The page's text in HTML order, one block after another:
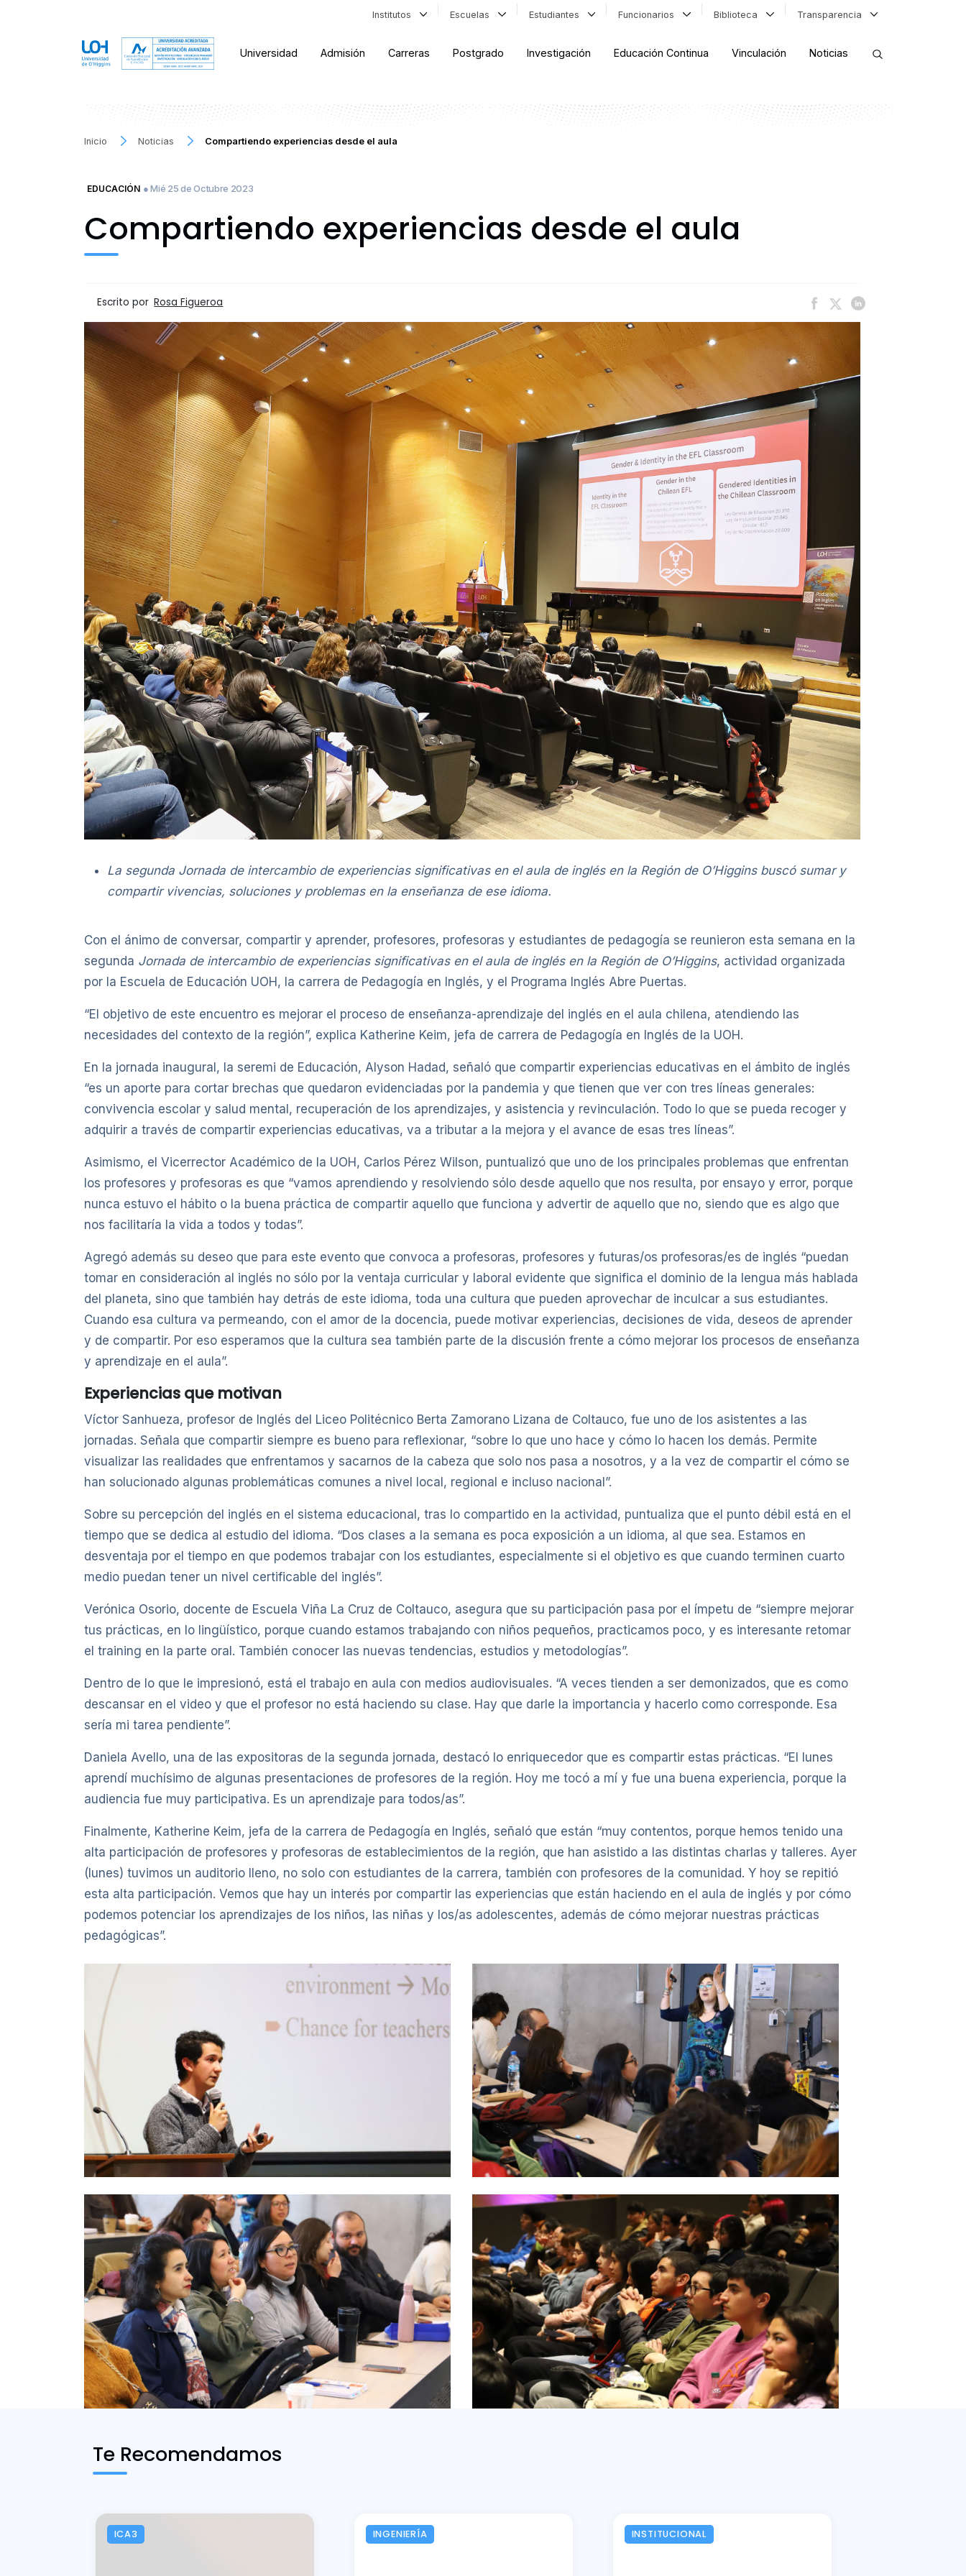
Institutos Escuelas Estudiantes Funcionarios Biblioteca Transparencia
Universidad Admisión Carreras Postgrado Investigación Educación Continua Vinculación Noticias
Inicio Noticias Compartiendo experiencias desde el aula
EDUCACIÓN ● Mié 25 de Octubre 2023
Compartiendo experiencias desde el aula
Escrito por Rosa Figueroa
La segunda Jornada de intercambio de experiencias significativas en el aula de inglés en la Región de O’Higgins buscó sumar y
compartir vivencias, soluciones y problemas en la enseñanza de ese idioma.
Con el ánimo de conversar, compartir y aprender, profesores, profesoras y estudiantes de pedagogía se reunieron esta semana en la
segunda Jornada de intercambio de experiencias significativas en el aula de inglés en la Región de O’Higgins, actividad organizada
por la Escuela de Educación UOH, la carrera de Pedagogía en Inglés, y el Programa Inglés Abre Puertas.
“El objetivo de este encuentro es mejorar el proceso de enseñanza-aprendizaje del inglés en el aula chilena, atendiendo las
necesidades del contexto de la región”, explica Katherine Keim, jefa de carrera de Pedagogía en Inglés de la UOH.
En la jornada inaugural, la seremi de Educación, Alyson Hadad, señaló que compartir experiencias educativas en el ámbito de inglés
“es un aporte para cortar brechas que quedaron evidenciadas por la pandemia y que tienen que ver con tres líneas generales:
convivencia escolar y salud mental, recuperación de los aprendizajes, y asistencia y revinculación. Todo lo que se pueda recoger y
adquirir a través de compartir experiencias educativas, va a tributar a la mejora y el avance de esas tres líneas”.
Asimismo, el Vicerrector Académico de la UOH, Carlos Pérez Wilson, puntualizó que uno de los principales problemas que enfrentan
los profesores y profesoras es que “vamos aprendiendo y resolviendo sólo desde aquello que nos resulta, por ensayo y error, porque
nunca estuvo el hábito o la buena práctica de compartir aquello que funciona y advertir de aquello que no, siendo que es algo que
nos facilitaría la vida a todos y todas”.
Agregó además su deseo que para este evento que convoca a profesoras, profesores y futuras/os profesoras/es de inglés “puedan
tomar en consideración al inglés no sólo por la ventaja curricular y laboral evidente que significa el dominio de la lengua más hablada
del planeta, sino que también hay detrás de este idioma, toda una cultura que pueden aprovechar de inculcar a sus estudiantes.
Cuando esa cultura va permeando, con el amor de la docencia, puede motivar experiencias, decisiones de vida, deseos de aprender
y de compartir. Por eso esperamos que la cultura sea también parte de la discusión frente a cómo mejorar los procesos de enseñanza
y aprendizaje en el aula”.
Experiencias que motivan
Víctor Sanhueza, profesor de Inglés del Liceo Politécnico Berta Zamorano Lizana de Coltauco, fue uno de los asistentes a las
jornadas. Señala que compartir siempre es bueno para reflexionar, “sobre lo que uno hace y cómo lo hacen los demás. Permite
visualizar las realidades que enfrentamos y sacarnos de la cabeza que solo nos pasa a nosotros, y a la vez de compartir el cómo se
han solucionado algunas problemáticas comunes a nivel local, regional e incluso nacional”.
Sobre su percepción del inglés en el sistema educacional, tras lo compartido en la actividad, puntualiza que el punto débil está en el
tiempo que se dedica al estudio del idioma. “Dos clases a la semana es poca exposición a un idioma, al que sea. Estamos en
desventaja por el tiempo en que podemos trabajar con los estudiantes, especialmente si el objetivo es que cuando terminen cuarto
medio puedan tener un nivel certificable del inglés”.
Verónica Osorio, docente de Escuela Viña La Cruz de Coltauco, asegura que su participación pasa por el ímpetu de “siempre mejorar
tus prácticas, en lo lingüístico, porque cuando estamos trabajando con niños pequeños, practicamos poco, y es interesante retomar
el training en la parte oral. También conocer las nuevas tendencias, estudios y metodologías”.
Dentro de lo que le impresionó, está el trabajo en aula con medios audiovisuales. “A veces tienden a ser demonizados, que es como
descansar en el video y que el profesor no está haciendo su clase. Hay que darle la importancia y hacerlo como corresponde. Esa
sería mi tarea pendiente”.
Daniela Avello, una de las expositoras de la segunda jornada, destacó lo enriquecedor que es compartir estas prácticas. “El lunes
aprendí muchísimo de algunas presentaciones de profesores de la región. Hoy me tocó a mí y fue una buena experiencia, porque la
audiencia fue muy participativa. Es un aprendizaje para todos/as”.
Finalmente, Katherine Keim, jefa de la carrera de Pedagogía en Inglés, señaló que están “muy contentos, porque hemos tenido una
alta participación de profesores y profesoras de establecimientos de la región, que han asistido a las distintas charlas y talleres. Ayer
(lunes) tuvimos un auditorio lleno, no solo con estudiantes de la carrera, también con profesores de la comunidad. Y hoy se repitió
esta alta participación. Vemos que hay un interés por compartir las experiencias que están haciendo en el aula de inglés y por cómo
podemos potenciar los aprendizajes de los niños, las niñas y los/as adolescentes, además de cómo mejorar nuestras prácticas
pedagógicas”.
Te Recomendamos
ICA3 INGENIERÍA INSTITUCIONAL